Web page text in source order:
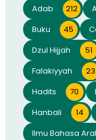
Adab 212
Buku
45
Dzul Hijjah
51
Falakiyyah
23
Hadits
70
Hanbali
14
Ilmu Bahasa